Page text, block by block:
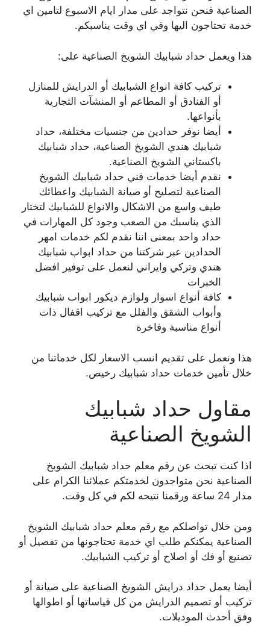
الصناعية فنحن نتواجد على مدار ايام الاسبوع لتامين اي
خدمة تحتاجون اليها وفي اي وقت يناسبكم.
هذا ويعمل حداد شبابيك الشويخ الصناعية على:
تركيب كافة انواع الشبابيك أو الدرايش للمنازل
أو الفنادق أو المطاعم أو المنشآت التجارية
بأنواعها.
أيضا نوفر حدادين من جنسيات مختلفة، حداد
شبابيك هندي الشويخ الصناعية، حداد شبابيك
باكستاني الشويخ الصناعية.
نقدم أيضا خدمات فني حداد شبابيك الشويخ
الصناعية لتصليح أو صيانة الشبابيك واعطائك
طيف واسع من الاشكال والانواع للشبابيك لتختار
الذي يناسبك من الصعب وجود كل المهارات في
حداد واحد بمعنى اننا نقدم لكم خدمات امهر
الحدادين عبر شركتنا من حداد ابواب شبابيك
هندي وتركي وايراني لنعمل على توفير افضل
الخبرات
كافة أنواع اسوار ولوازم ديكور ابواب شبابيك
وأبواب الشقق والفلل مع تركيب اقفال ذات
أنواع مناسبة وفاخرة
هذا ونعمل على تقديم انسب الاسعار لكل خدماتنا من
خلال تأمين خدمات حداد شبابيك رخيص.
مقاول حداد شبابيك
الشويخ الصناعية
اذا كنت تبحث عن رقم معلم حداد شبابيك الشويخ
الصناعية نحن متواجدون لخدمتكم عملائنا الكرام على
مدار 24 ساعة ورقمنا نتيحه لكم في كل وقت.
ومن خلال تواصلكم مع رقم معلم حداد شبابيك الشويخ
الصناعية يمكنكم طلب اي خدمة تحتاجونها من تفصيل أو
تصنيع أو فك أو اصلاح أو تركيب الشبابيك.
أيضا يعمل حداد درايش الشويخ الصناعية على صيانة أو
تركيب أو تصميم الدرايش من كل قياساتها أو اطوالها
وفق أحدث الموديلات.